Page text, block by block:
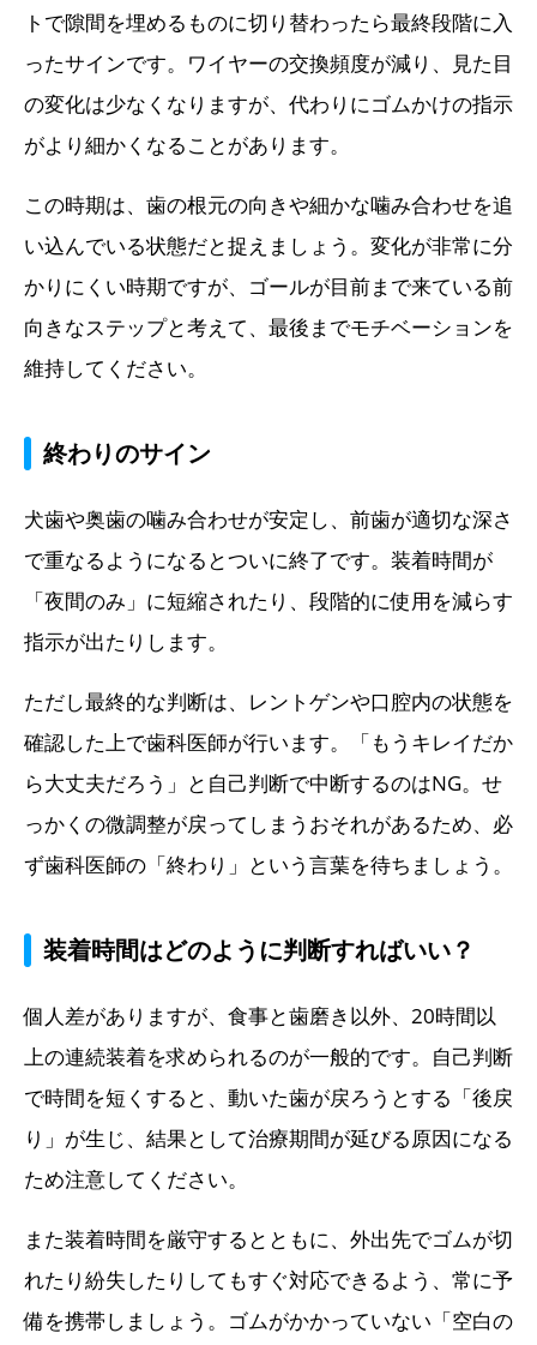
トで隙間を埋めるものに切り替わったら最終段階に入
ったサインです。ワイヤーの交換頻度が減り、見た目
の変化は少なくなりますが、代わりにゴムかけの指示
がより細かくなることがあります。
この時期は、歯の根元の向きや細かな噛み合わせを追
い込んでいる状態だと捉えましょう。変化が非常に分
かりにくい時期ですが、ゴールが目前まで来ている前
向きなステップと考えて、最後までモチベーションを
維持してください。
終わりのサイン
犬歯や奥歯の噛み合わせが安定し、前歯が適切な深さ
で重なるようになるとついに終了です。装着時間が
「夜間のみ」に短縮されたり、段階的に使用を減らす
指示が出たりします。
ただし最終的な判断は、レントゲンや口腔内の状態を
確認した上で歯科医師が行います。「もうキレイだか
ら大丈夫だろう」と自己判断で中断するのはNG。せ
っかくの微調整が戻ってしまうおそれがあるため、必
ず歯科医師の「終わり」という言葉を待ちましょう。
装着時間はどのように判断すればいい？
個人差がありますが、食事と歯磨き以外、20時間以
上の連続装着を求められるのが一般的です。自己判断
で時間を短くすると、動いた歯が戻ろうとする「後戻
り」が生じ、結果として治療期間が延びる原因になる
ため注意してください。
また装着時間を厳守するとともに、外出先でゴムが切
れたり紛失したりしてもすぐ対応できるよう、常に予
備を携帯しましょう。ゴムがかかっていない「空白の